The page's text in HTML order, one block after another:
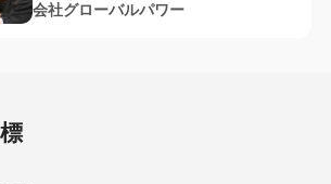
会社グローバルパワー